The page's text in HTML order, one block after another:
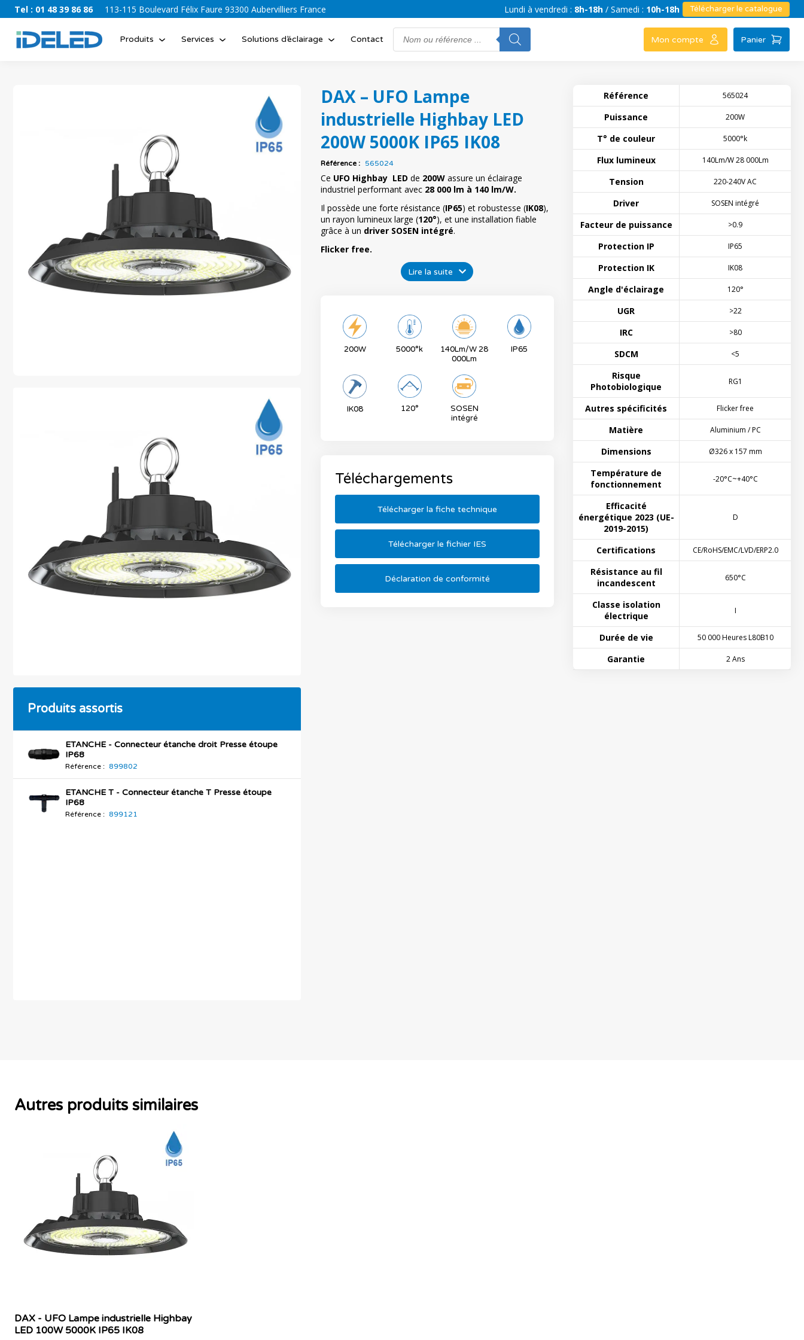
Tel : 01 48 39 86 86 113-115 Boulevard Félix Faure 93300 Aubervilliers France Lundi à vendredi : 8h-18h / Samedi : 10h-18h Télécharger le catalogue
Produits Services Solutions d’éclairage Contact
Search
for:
Mon compte Panier
Produits assortis
ETANCHE - Connecteur étanche droit Presse étoupe
IP68
Référence : 899802
ETANCHE T - Connecteur étanche T Presse étoupe
IP68
Référence : 899121
DAX – UFO Lampe
industrielle Highbay LED
200W 5000K IP65 IK08
Référence : 565024
Ce UFO Highbay LED de 200Wassure un éclairage
industriel performant avec 28 000 lm à 140 lm/W.
Il possède une forte résistance (IP65) et robustesse (IK08),
un rayon lumineux large (120°), et une installation fiable
grâce à un driver SOSEN intégré.
Flicker free.
Lire la suite
200W 5000°k
140Lm/W 28
000Lm
IP65
IK08 120°
SOSEN
intégré
Téléchargements
Télécharger la fiche technique
Télécharger le fichier IES
Déclaration de conformité
Référence 565024
Puissance 200W
T° de couleur 5000°k
Flux lumineux 140Lm/W 28 000Lm
Tension 220-240V AC
Driver SOSEN intégré
Facteur de puissance >0.9
Protection IP IP65
Protection IK IK08
Angle d'éclairage 120°
UGR >22
IRC >80
SDCM <5
Risque
Photobiologique
RG1
Autres spécificités Flicker free
Matière Aluminium / PC
Dimensions Ø326 x 157 mm
Température de
fonctionnement
-20°C~+40°C
Efficacité
énergétique 2023 (UE-
2019-2015)
D
Certifications CE/RoHS/EMC/LVD/ERP2.0
Résistance au fil
incandescent
650°C
Classe isolation
électrique
I
Durée de vie 50 000 Heures L80B10
Garantie 2 Ans
Autres produits similaires
DAX - UFO Lampe industrielle Highbay
LED 100W 5000K IP65 IK08